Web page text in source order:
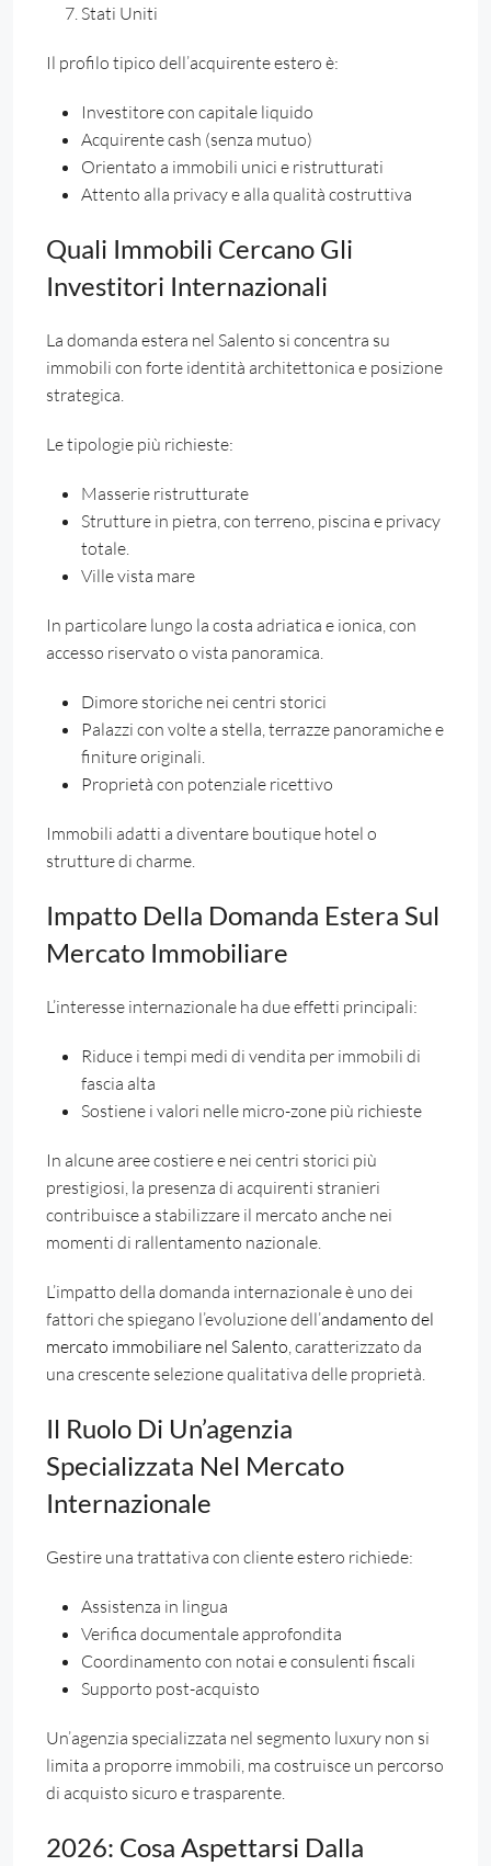
Stati Uniti
Il profilo tipico dell’acquirente estero è:
Investitore con capitale liquido
Acquirente cash (senza mutuo)
Orientato a immobili unici e ristrutturati
Attento alla privacy e alla qualità costruttiva
Quali Immobili Cercano Gli
Investitori Internazionali
La domanda estera nel Salento si concentra su
immobili con forte identità architettonica e posizione
strategica.
Le tipologie più richieste:
Masserie ristrutturate
Strutture in pietra, con terreno, piscina e privacy
totale.
Ville vista mare
In particolare lungo la costa adriatica e ionica, con
accesso riservato o vista panoramica.
Dimore storiche nei centri storici
Palazzi con volte a stella, terrazze panoramiche e
finiture originali.
Proprietà con potenziale ricettivo
Immobili adatti a diventare boutique hotel o
strutture di charme.
Impatto Della Domanda Estera Sul
Mercato Immobiliare
L’interesse internazionale ha due effetti principali:
Riduce i tempi medi di vendita per immobili di
fascia alta
Sostiene i valori nelle micro-zone più richieste
In alcune aree costiere e nei centri storici più
prestigiosi, la presenza di acquirenti stranieri
contribuisce a stabilizzare il mercato anche nei
momenti di rallentamento nazionale.
L’impatto della domanda internazionale è uno dei
fattori che spiegano l’evoluzione dell’andamento del
mercato immobiliare nel Salento, caratterizzato da
una crescente selezione qualitativa delle proprietà.
Il Ruolo Di Un’agenzia
Specializzata Nel Mercato
Internazionale
Gestire una trattativa con cliente estero richiede:
Assistenza in lingua
Verifica documentale approfondita
Coordinamento con notai e consulenti fiscali
Supporto post-acquisto
Un’agenzia specializzata nel segmento luxury non si
limita a proporre immobili, ma costruisce un percorso
di acquisto sicuro e trasparente.
2026: Cosa Aspettarsi Dalla